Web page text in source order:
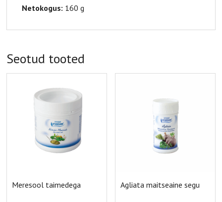
Netokogus: 160 g
Seotud tooted
Meresool taimedega Agliata maitseaine segu